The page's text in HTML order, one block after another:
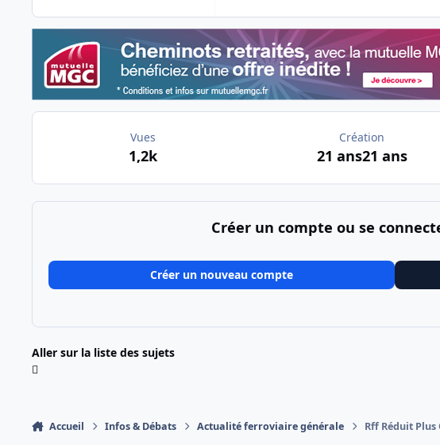
Vues
1,2k
Création
21 ans21 ans
Créer un compte ou se
Créer un nouveau compte
Aller sur la liste des sujets
Accueil Infos & Débats Actualité ferroviaire générale Rff Réduit Plus